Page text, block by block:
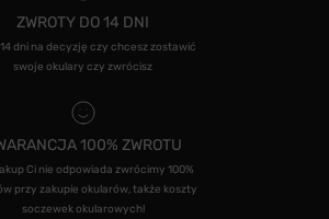
ZWROTY DO 14 DNI
dni na decyzję czy chcesz zostawić
swoje okulary czy zwrócisz
100% ZWROTU
Ci nie odpowiada zwrócimy 100%
przy zakupie okularów, także koszty
soczewek okularowych!